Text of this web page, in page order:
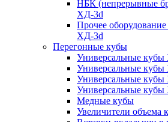
НБК (непрерывные
ХД-3d
Прочее
ХД-3d
Перегонные кубы
Универсальные
Универсальные
Универсальные
Универсальные
Медные кубы
Увеличители объема